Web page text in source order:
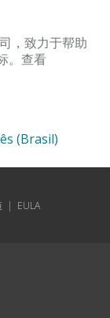
，致力于帮助
。查看
(Brasil)
| EULA